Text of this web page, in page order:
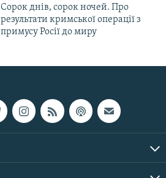
Сорок днів, сорок ночей. Про
результати кримської операції з
примусу Росії до миру